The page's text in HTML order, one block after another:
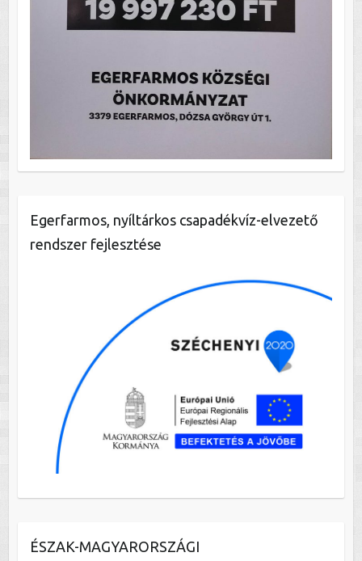
Egerfarmos, nyíltárkos csapadékvíz-elvezető
rendszer fejlesztése
ÉSZAK-MAGYARORSZÁGI